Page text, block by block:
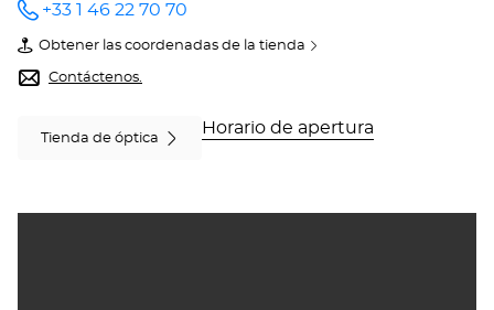
número
de
teléfono
+33 1 46 22 70 70
Obtener las coordenadas de la tienda
de
Audioprothésiste
PEREIRE
Contáctenos.
Tienda de óptica
Horario de apertura